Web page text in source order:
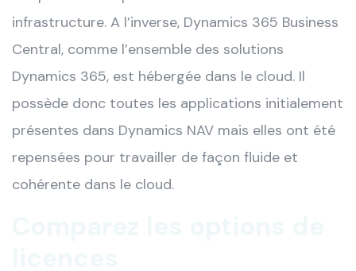
infrastructure. A l’inverse, Dynamics 365 Business
Central, comme l’ensemble des solutions
Dynamics 365, est hébergée dans le cloud. Il
possède donc toutes les applications initialement
présentes dans Dynamics NAV mais elles ont été
repensées pour travailler de façon fluide et
cohérente dans le cloud.